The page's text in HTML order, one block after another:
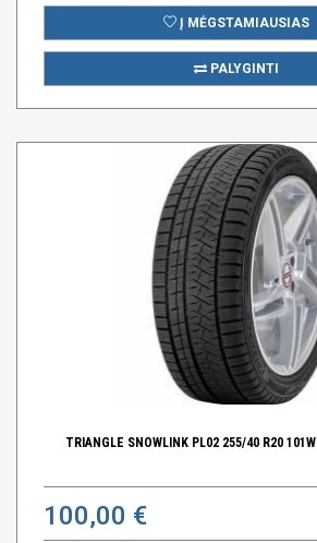
Į MĖGSTAMIAUSIAS
PALYGINTI
TRIANGLE SNOWLINK PL02 255/40 R20 101W
100,00 €